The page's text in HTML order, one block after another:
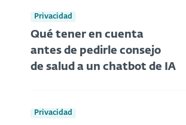
Privacidad
Qué tener en cuenta
antes de pedirle consejo
de salud a un chatbot de IA
Privacidad